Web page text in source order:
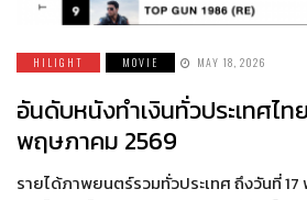
HILIGHT MOVIE MAY 18, 2026
อันดับหนังทำเงินทั่วประเทศไท
พฤษภาคม 2569
รายได้ภาพยนตร์รวมทั่วประเทศ ถึงวันที่